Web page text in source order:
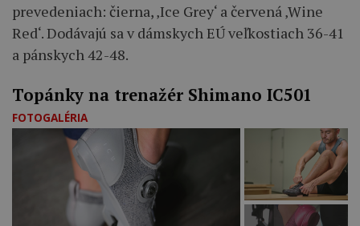
prevedeniach: čierna, ‚Ice Grey‘ a červená ‚Wine
Red‘. Dodávajú sa v dámskych EÚ veľkostiach 36-41
a pánskych 42-48.
Topánky na trenažér Shimano IC501
FOTOGALÉRIA